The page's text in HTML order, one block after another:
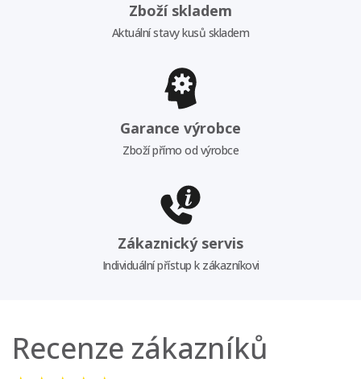
Zboží skladem
Aktuální stavy kusů skladem
Garance výrobce
Zboží přímo od výrobce
Zákaznický servis
Individuální přístup k zákazníkovi
Recenze zákazníků